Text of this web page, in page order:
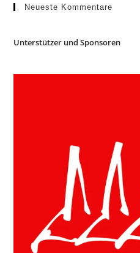
Neueste Kommentare
Unterstützer und Sponsoren